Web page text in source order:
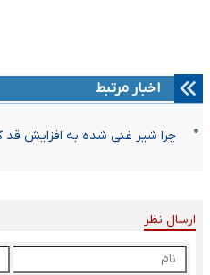
اخبار مرتبط
چرا شیر غنی شده به افزایش
ارسال نظر